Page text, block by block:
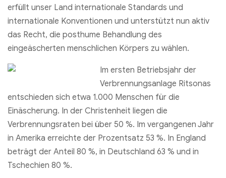
erfüllt unser Land internationale Standards und
internationale Konventionen und unterstützt nun aktiv
das Recht, die posthume Behandlung des
eingeäscherten menschlichen Körpers zu wählen.
Im ersten Betriebsjahr der
Verbrennungsanlage Ritsonas
entschieden sich etwa 1.000 Menschen für die
Einäscherung. In der Christenheit liegen die
Verbrennungsraten bei über 50 %. Im vergangenen Jahr
in Amerika erreichte der Prozentsatz 53 %. In England
beträgt der Anteil 80 %, in Deutschland 63 % und in
Tschechien 80 %.